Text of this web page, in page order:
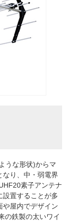
うな形状)からマ
なり、中・弱電界
素子アンテナ
設置することが多
や屋内でデザイン
の鉄製の太いワイ